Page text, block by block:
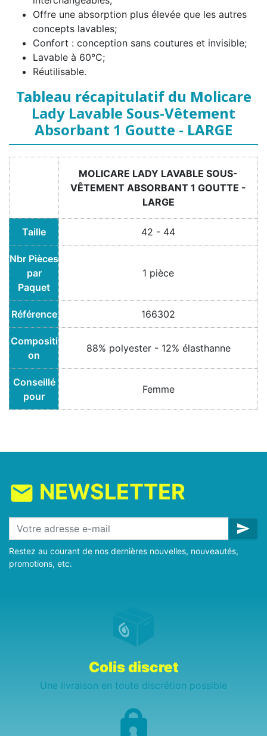
Offre une absorption plus élevée que les autres
concepts lavables;
Confort : conception sans coutures et invisible;
Lavable à 60°C;
Réutilisable.
Tableau récapitulatif du Molicare
Lady Lavable Sous-Vêtement
Absorbant 1 Goutte - LARGE
MOLICARE LADY LAVABLE SOUS-
VÊTEMENT ABSORBANT 1 GOUTTE -
LARGE
Taille 42 - 44
Nbr Pièces
par
Paquet
1 pièce
Référence 166302
Compositi
on
88% polyester - 12% élasthanne
Conseillé
pour
Femme
mail NEWSLETTER
send
Restez au courant de nos dernières nouvelles, nouveautés,
promotions, etc.
Colis discret
Une livraison en toute discrétion possible